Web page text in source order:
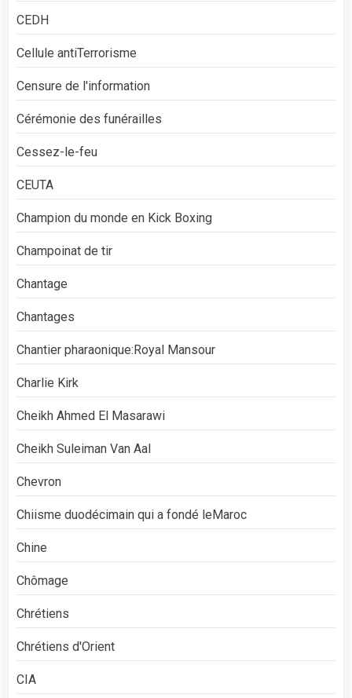
CEDH
Cellule antiTerrorisme
Censure de l'information
Cérémonie des funérailles
Cessez-le-feu
CEUTA
Champion du monde en Kick Boxing
Champoinat de tir
Chantage
Chantages
Chantier pharaonique:Royal Mansour
Charlie Kirk
Cheikh Ahmed El Masarawi
Cheikh Suleiman Van Aal
Chevron
Chiisme duodécimain qui a fondé leMaroc
Chine
Chômage
Chrétiens
Chrétiens d'Orient
CIA